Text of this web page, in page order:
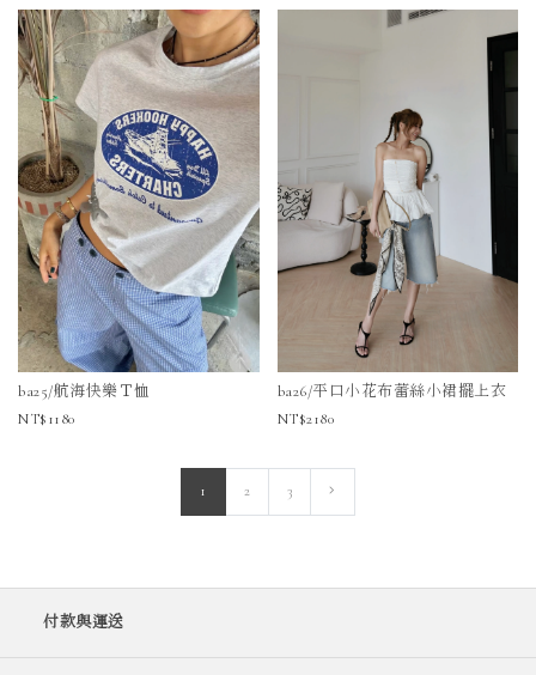
ba25/航海快樂Ｔ恤
1180
ba26/平口小花布蕾絲小裙擺上衣
2180
1 2 3
付款與運送